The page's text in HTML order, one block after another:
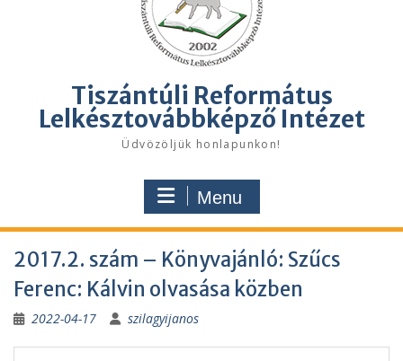
Tiszántúli Református
Lelkésztovábbképző Intézet
Üdvözöljük honlapunkon!
Menu
2017.2. szám – Könyvajánló: Szűcs
Ferenc: Kálvin olvasása közben
2022-04-17 szilagyijanos